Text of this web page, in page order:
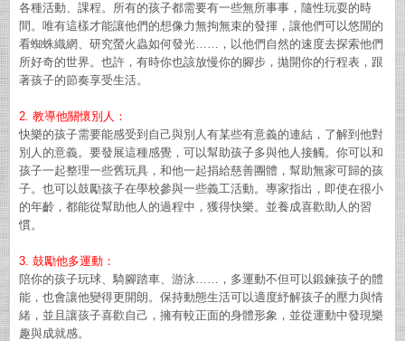
各種活動、課程。所有的孩子都需要有一些無所事事，隨性玩耍的時
間。唯有這樣才能讓他們的想像力無拘無束的發揮，讓他們可以悠閒的
看蜘蛛織網、研究螢火蟲如何發光……，以他們自然的速度去探索他們
所好奇的世界。也許，有時你也該放慢你的腳步，拋開你的行程表，跟
著孩子的節奏享受生活。
2. 教導他關懷別人：
快樂的孩子需要能感受到自己與別人有某些有意義的連結，了解到他對
別人的意義。要發展這種感覺，可以幫助孩子多與他人接觸。你可以和
孩子一起整理一些舊玩具，和他一起捐給慈善團體，幫助無家可歸的孩
子。也可以鼓勵孩子在學校參與一些義工活動。專家指出，即使在很小
的年齡，都能從幫助他人的過程中，獲得快樂。並養成喜歡助人的習
慣。
3. 鼓勵他多運動：
陪你的孩子玩球、騎腳踏車、游泳……，多運動不但可以鍛鍊孩子的體
能，也會讓他變得更開朗。保持動態生活可以適度紓解孩子的壓力與情
緒，並且讓孩子喜歡自己，擁有較正面的身體形象，並從運動中發現樂
趣與成就感。